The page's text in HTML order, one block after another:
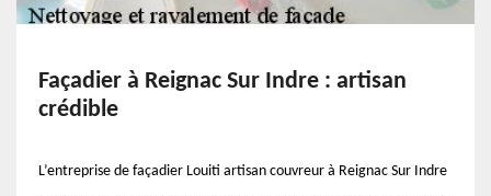
Façadier à Reignac Sur Indre : artisan
crédible
L’entreprise de façadier Louiti artisan couvreur à Reignac Sur Indre